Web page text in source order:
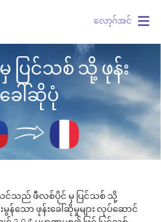
လော့ဂ်အင်
ပြင်သစ် သို့ ဖုန်း
ခေါ်ဆိုပုံ
သင်သည် ဖီလစ်ပိုင် မှ ပြင်သစ် သို့
သော ဖုန်းခေါ်ဆိုမှုများ လုပ်ဆောင်